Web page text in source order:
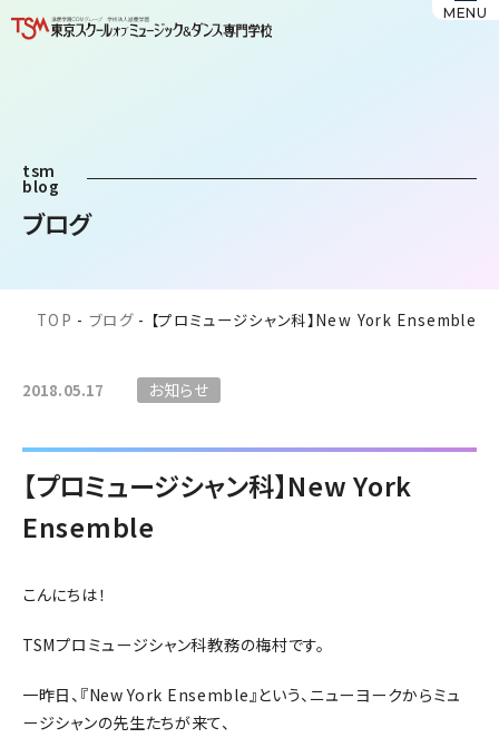
MENU
tsm
blog
ブログ
TOP - ブログ- 【プロミュージシャン科】New York Ensemble
2018.05.17 お知らせ
【プロミュージシャン科】New York
Ensemble
こんにちは！
TSMプロミュージシャン科教務の梅村です。
一昨日、『New York Ensemble』という、ニューヨークからミュ
ージシャンの先生たちが来て、